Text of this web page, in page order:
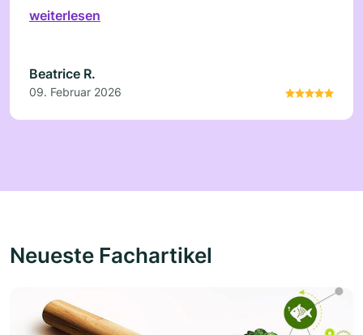
weiterlesen
Beatrice R.
09. Februar 2026
Neueste Fachartikel